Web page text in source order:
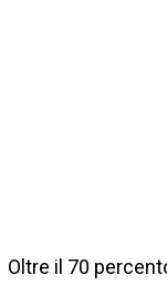
Oltre il 70